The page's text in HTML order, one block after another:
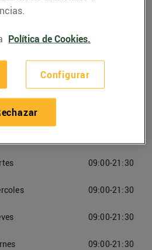
Alpicat
09:00-21:30
09:00-21:30
09:00-21:30
09:00-21:30
09:00-21:30
Política de Cookies.
Configurar